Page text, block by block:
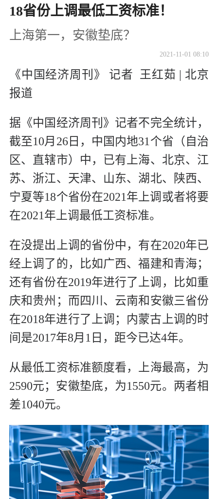
18省份上调最低工资标准！
上海第一，安徽垫底？
2021-11-01 08:10
《中国经济周刊》 记者 王红茹 | 北京
报道
据《中国经济周刊》记者不完全统计，
截至10月26日，中国内地31个省（自治
区、直辖市）中，已有上海、北京、江
苏、浙江、天津、山东、湖北、陕西、
宁夏等18个省份在2021年上调或者将要
在2021年上调最低工资标准。
在没提出上调的省份中，有在2020年已
经上调了的，比如广西、福建和青海；
还有省份在2019年进行了上调，比如重
庆和贵州；而四川、云南和安徽三省份
在2018年进行了上调；内蒙古上调的时
间是2017年8月1日，距今已达4年。
从最低工资标准额度看，上海最高，为
2590元；安徽垫底，为1550元。两者相
差1040元。